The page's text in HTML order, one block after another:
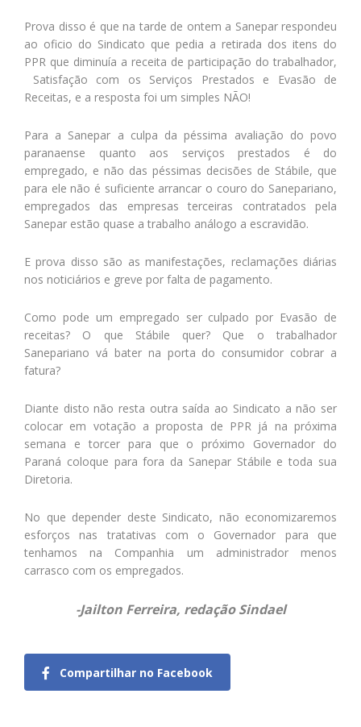
Prova disso é que na tarde de ontem a Sanepar respondeu
ao oficio do Sindicato que pedia a retirada dos itens do
PPR que diminuía a receita de participação do trabalhador,
Satisfação com os Serviços Prestados e Evasão de
Receitas, e a resposta foi um simples NÃO!
Para a Sanepar a culpa da péssima avaliação do povo
paranaense quanto aos serviços prestados é do
empregado, e não das péssimas decisões de Stábile, que
para ele não é suficiente arrancar o couro do Sanepariano,
empregados das empresas terceiras contratados pela
Sanepar estão quase a trabalho análogo a escravidão.
E prova disso são as manifestações, reclamações diárias
nos noticiários e greve por falta de pagamento.
Como pode um empregado ser culpado por Evasão de
receitas? O que Stábile quer? Que o trabalhador
Sanepariano vá bater na porta do consumidor cobrar a
fatura?
Diante disto não resta outra saída ao Sindicato a não ser
colocar em votação a proposta de PPR já na próxima
semana e torcer para que o próximo Governador do
Paraná coloque para fora da Sanepar Stábile e toda sua
Diretoria.
No que depender deste Sindicato, não economizaremos
esforços nas tratativas com o Governador para que
tenhamos na Companhia um administrador menos
carrasco com os empregados.
-Jailton Ferreira, redação Sindael
Compartilhar no Facebook